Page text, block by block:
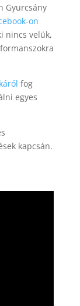
Gyurcsány
on
nincs velük,
fog
egyes
kapcsán.